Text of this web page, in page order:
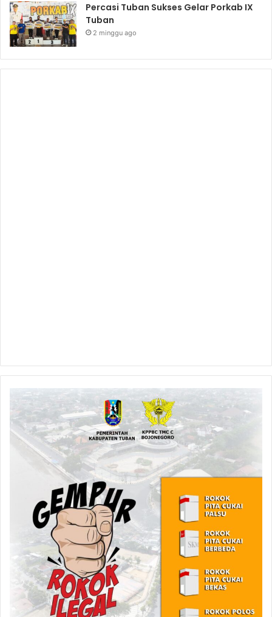
Percasi Tuban Sukses Gelar Porkab IX
Tuban
2 minggu ago